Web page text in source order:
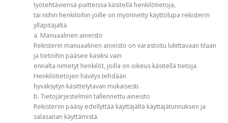
työtehtäviensä puitteissa käsitellä henkilötietoja,
tai niihin henkilöihin joille on myönnetty käyttölupa rekisterin
ylläpitäjältä.
a. Manuaalinen aineisto
Rekisterin manuaalinen aineisto on varastoitu lukittavaan tilaan
ja tietoihin pääsee käsiksi vain
ennalta nimetyt henkilöt, joilla on oikeus käsitellä tietoja.
Henkilötietojen hävitys tehdään
hyväksytyn käsittelytavan mukaisesti.
b. Tietojärjestelmiin tallennettu aineisto
Rekisteriin pääsy edellyttää käyttäjältä käyttäjätunnuksen ja
salasanan käyttämistä.